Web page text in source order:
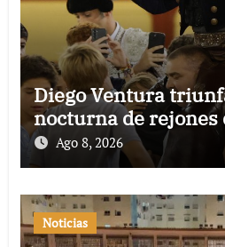
Diego Ventura
nocturna de rejones
Ago 8, 2026
Noticias